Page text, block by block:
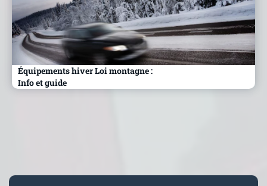
Équipements hiver Loi montagne :
Info et guide